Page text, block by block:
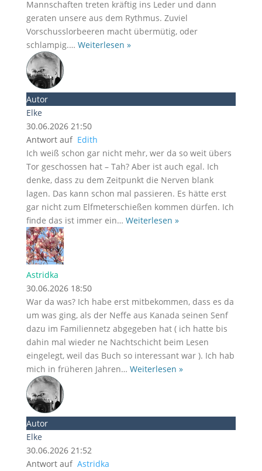
Mannschaften treten kräftig ins Leder und dann
geraten unsere aus dem Rythmus. Zuviel
Vorschusslorbeeren macht übermütig, oder
schlampig.… Weiterlesen »
Autor
Elke
30.06.2026 21:50
Antwort auf Edith
Ich weiß schon gar nicht mehr, wer da so weit übers
Tor geschossen hat – Tah? Aber ist auch egal. Ich
denke, dass zu dem Zeitpunkt die Nerven blank
lagen. Das kann schon mal passieren. Es hätte erst
gar nicht zum Elfmeterschießen kommen dürfen. Ich
finde das ist immer ein… Weiterlesen »
Astridka
30.06.2026 18:50
War da was? Ich habe erst mitbekommen, dass es da
um was ging, als der Neffe aus Kanada seinen Senf
dazu im Familiennetz abgegeben hat ( ich hatte bis
dahin mal wieder ne Nachtschicht beim Lesen
eingelegt, weil das Buch so interessant war ). Ich hab
mich in früheren Jahren… Weiterlesen »
Autor
Elke
30.06.2026 21:52
Antwort auf Astridka